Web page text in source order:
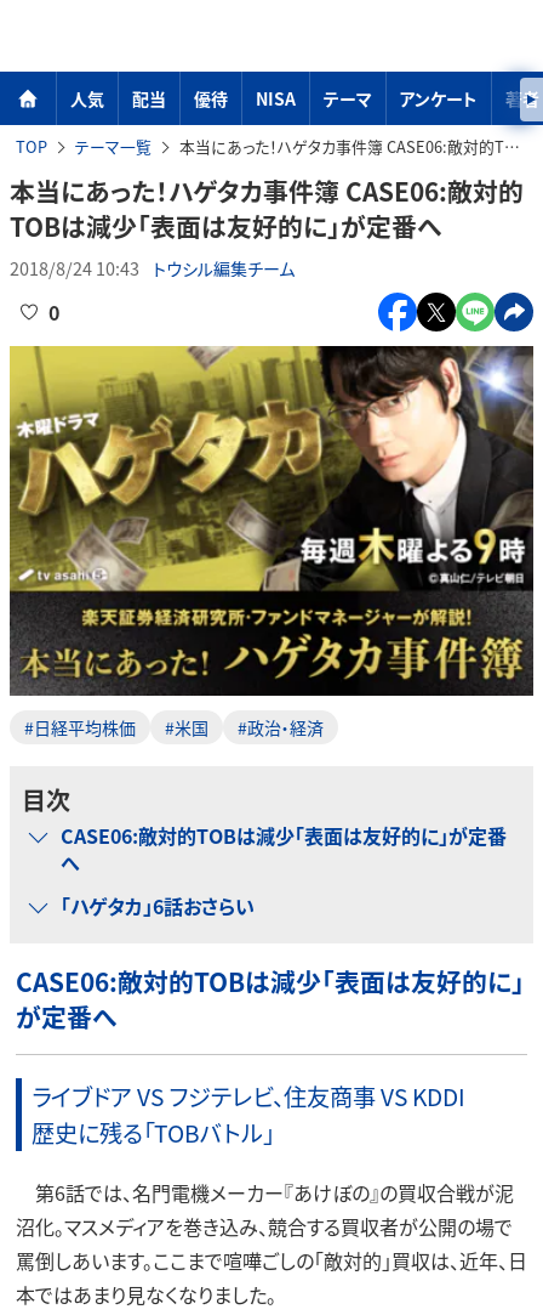
人気 配当 優待 NISA テーマ アンケート 著者
TOP テーマ一覧 本当にあった！ハゲタカ事件簿 CASE06:敵対的TOBは減少「表面は友好的に」が定番へ
本当にあった！ハゲタカ事件簿 CASE06:敵対的
TOBは減少「表面は友好的に」が定番へ
2018/8/24 10:43 トウシル編集チーム
0
#日経平均株価 #米国 #政治・経済
目次
CASE06:敵対的TOBは減少「表面は友好的に」が定番
へ
「ハゲタカ」6話おさらい
CASE06:敵対的TOBは減少「表面は友好的に」
が定番へ
ライブドア VS フジテレビ、住友商事 VS KDDI
歴史に残る「TOBバトル」
第6話では、名門電機メーカー『あけぼの』の買収合戦が泥
沼化。マスメディアを巻き込み、競合する買収者が公開の場で
罵倒しあいます。ここまで喧嘩ごしの「敵対的」買収は、近年、日
本ではあまり見なくなりました。